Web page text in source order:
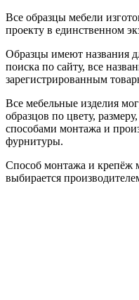
Все образцы мебели
проекту в единственном
Образцы имеют названия
поиска по сайту, все
зарегистрированным
Все мебельные изделия
образцов по цвету,
способами монтажа и
фурнитуры.
Способ монтажа и крепёж
выбирается